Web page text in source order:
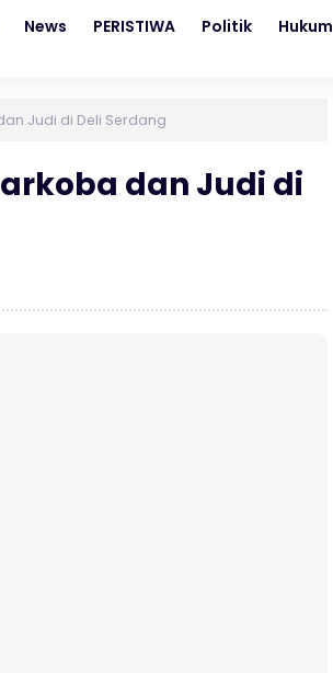
News PERISTIWA Politik Hukum
Judi di Deli Serdang
dan Judi di